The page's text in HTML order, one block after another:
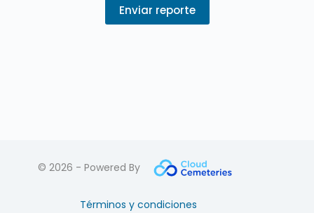
© 2026 - Powered By
Términos y condiciones